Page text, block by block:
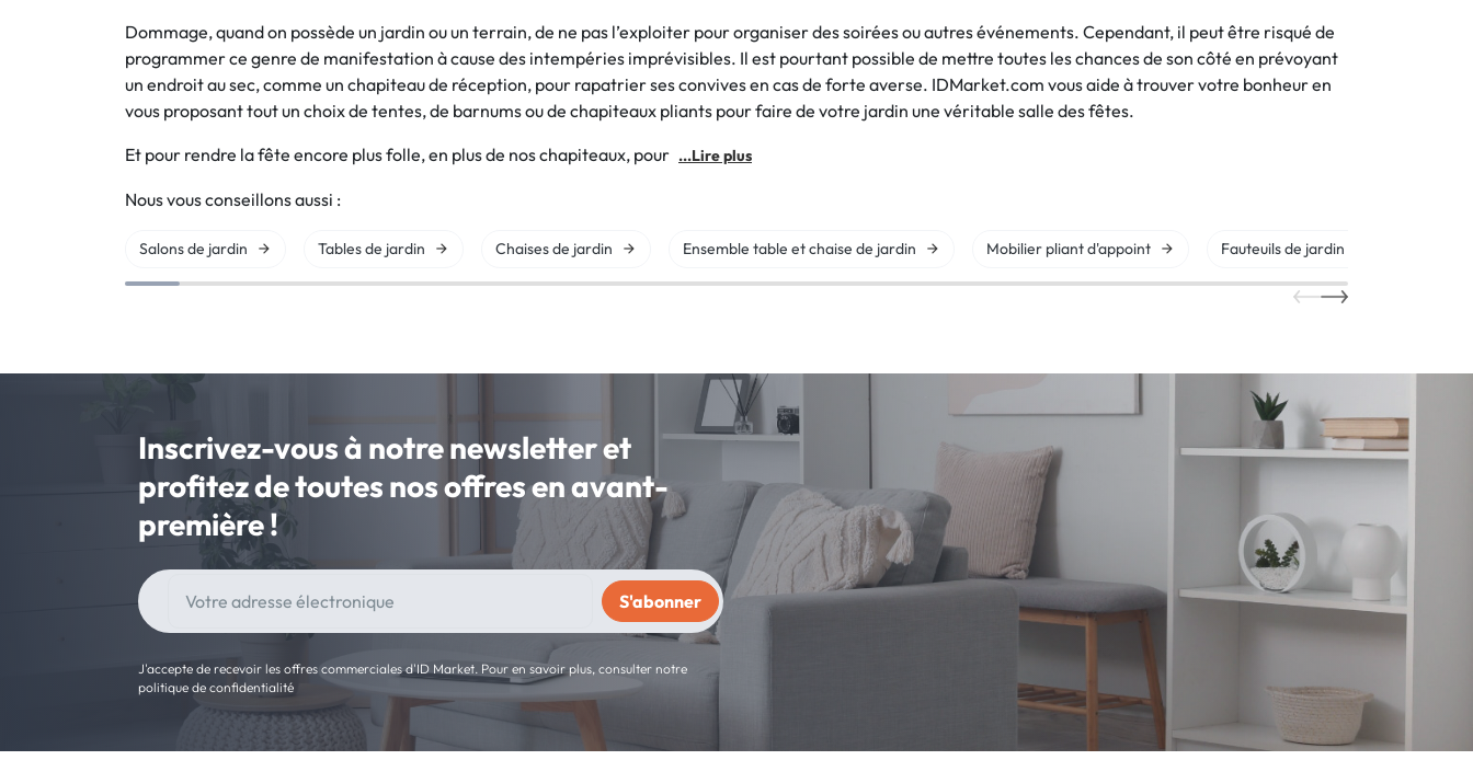
Dommage, quand on possède un jardin ou un terrain, de ne pas l’exploiter pour organiser des soirées ou autres événements. Cependant, il peut être risqué de
programmer ce genre de manifestation à cause des intempéries imprévisibles. Il est pourtant possible de mettre toutes les chances de son côté en prévoyant
un endroit au sec, comme un chapiteau de réception, pour rapatrier ses convives en cas de forte averse. IDMarket.com vous aide à trouver votre bonheur en
vous proposant tout un choix de tentes, de barnums ou de chapiteaux pliants pour faire de votre jardin une véritable salle des fêtes.
Et pour rendre la fête encore plus folle, en plus de nos chapiteaux, pour ...Lire plus
Nous vous conseillons aussi :
Salons de jardin Tables de jardin Chaises de jardin Ensemble table et chaise de jardin Mobilier pliant d'appoint Fauteuils de jardin
Inscrivez-vous à notre newsletter et
profitez de toutes nos offres en avant-
première !
J'accepte de recevoir les offres commerciales d'ID Market. Pour en savoir plus, consulter notre
politique de confidentialité